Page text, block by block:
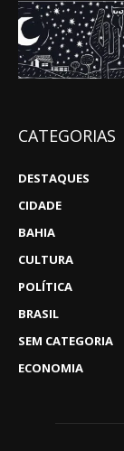
CATEGORIAS
DESTAQUES
CIDADE
BAHIA
CULTURA
POLÍTICA
BRASIL
SEM CATEGORIA
ECONOMIA